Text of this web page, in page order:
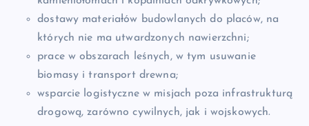
dostawy materiałów budowlanych do placów, na
których nie ma utwardzonych nawierzchni;
prace w obszarach leśnych, w tym usuwanie
biomasy i transport drewna;
wsparcie logistyczne w misjach poza infrastrukturą
drogową, zarówno cywilnych, jak i wojskowych.